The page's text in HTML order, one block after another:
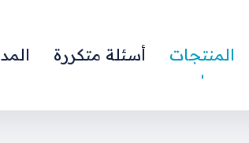
المنتجات أسئلة متكررة